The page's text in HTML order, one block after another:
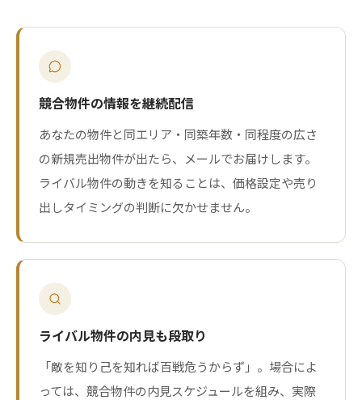
競合物件の情報を継続配信
あなたの物件と同エリア・同築年数・同程度の広さ
の新規売出物件が出たら、メールでお届けします。
ライバル物件の動きを知ることは、価格設定や売り
出しタイミングの判断に欠かせません。
ライバル物件の内見も段取り
「敵を知り己を知れば百戦危うからず」。場合によ
っては、競合物件の内見スケジュールを組み、実際